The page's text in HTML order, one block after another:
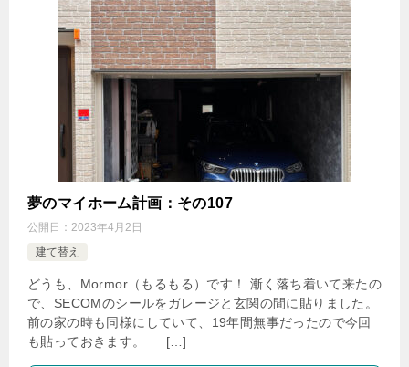
夢のマイホーム計画：その107
公開日： 2023年4月2日
建て替え
どうも、Mormor（もるもる）です！ 漸く落ち着いて来たの
で、SECOMのシールをガレージと玄関の間に貼りました。
前の家の時も同様にしていて、19年間無事だったので今回
も貼っておきます。 […]